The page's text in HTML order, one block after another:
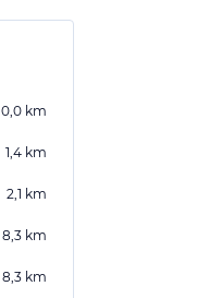
0,0 km
1,4 km
2,1 km
8,3 km
8,3 km